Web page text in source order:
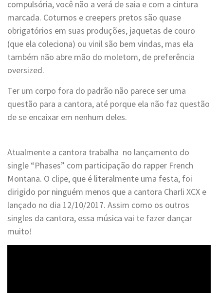
compulsória, você não a verá de saia e com a cintura
marcada. Coturnos e creepers pretos são quase
obrigatórios em suas produções, jaquetas de couro
(que ela coleciona) ou vinil são bem vindas, mas ela
também não abre mão do moletom, de preferência
oversized.
Ter um corpo fora do padrão não parece ser uma
questão para a cantora, até porque ela não faz questão
de se encaixar em nenhum deles.
Atualmente a cantora trabalha no lançamento do
single “Phases” com participação do rapper French
Montana. O clipe, que é literalmente uma festa, foi
dirigido por ninguém menos que a cantora Charli XCX e
lançado no dia 12/10/2017. Assim como os outros
singles da cantora, essa música vai te fazer dançar
muito!